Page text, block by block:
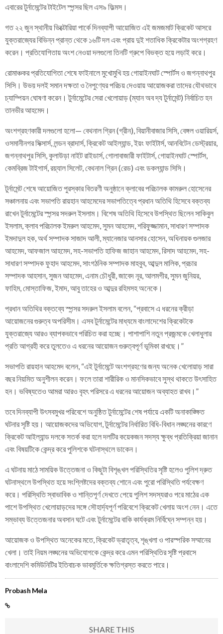
এবারের টুর্নামেন্টের টাইটেল স্পন্সর ছিল এস৯ ফিল্মস।
গত ২২ জুন স্থানীয় ভিক্টোরিয়া পার্কে দিনব্যাপী আয়োজিত এই জমজমাট ক্রিকেট আসরে
যুক্তরাজ্যের বিভিন্ন প্রান্ত থেকে ১৬টি দল এবং প্রায় দুই শতাধিক ক্রিকেটার অংশগ্রহণ
করেন। প্রতিযোগিতায় অংশ নেওয়া দলগুলো তিনটি গ্রুপে বিভক্ত হয়ে লড়াই করে।
রোমাঞ্চকর প্রতিযোগিতা শেষে ফাইনালে মুখোমুখি হয় গোয়াইনঘাট স্পোর্টস ও জগন্নাথপুর
সিসি। উভয় দলই সমান দক্ষতা ও নৈপুণ্যের পরিচয় দেওয়ায় আয়োজকরা তাদের যৌথভাবে
চ্যাম্পিয়ন ঘোষণা করেন। টুর্নামেন্টের সেরা খেলোয়াড় (ম্যান অব দ্য টুর্নামেন্ট) নির্বাচিত হন
তানভীর আহমেদ।
অংশগ্রহণকারী দলগুলো হলো— বেথনাল গ্রিন (গ্রীন), বিয়ানীবাজার সিসি, বেঙ্গল ওয়ারিয়র্স,
ওসমানীনগর সিক্সার্স, লন্ডন ব্রাদার্স, ক্রিকেট আইল্যান্ড, ইয়ং ফাইটার্স, আনবিটেন ডেস্ট্রয়ার,
জগন্নাথপুর সিসি, কুলাউড়া নাইট রাইডার্স, গোলাবাজারী ফাইটার্স, গোয়াইনঘাট স্পোর্টস,
কেমব্রিজ টাইগার্স, রয়্যাল সিলেট, বেথনাল গ্রিন (রেড) এবং ডকল্যান্ড সিসি।
টুর্নামেন্ট শেষে আয়োজিত পুরস্কার বিতরণী অনুষ্ঠানে ক্লাবের পরিচালক কামরুল হোসেনের
সঞ্চালনায় এবং সভাপতি রায়হান আহমেদের সভাপতিত্বে প্রধান অতিথি হিসেবে বক্তব্য
রাখেন টুর্নামেন্টের স্পন্সর সদরুল ইসলাম। বিশেষ অতিথি হিসেবে উপস্থিত ছিলেন সাকিবুল
ইসলাম, ক্লাব পরিচালক ইমরুল আহমেদ, সুমন আহমেদ, শরিফুজ্জামান, সাধারণ সম্পাদক
ইমদাদুল হক, অর্থ সম্পাদক সাজাদ আলী, ম্যানেজার আনসার হোসেন, অধিনায়ক গুলজার
আহমেদ, আফজাল আহমেদ, সহ-সভাপতি হাফিজ জাহান আহমেদ, রিসাদ আহমেদ, সহ-
সাধারণ সম্পাদক ফুহাদ আহমেদ, সাংগঠনিক সম্পাদক মাহবুব, আব্দুল মালিক, প্রচার
সম্পাদক আহসান, সুজন আহমেদ, এনাম চৌধুরী, জাবেদ নূর, আলমগীর, সুমন জুনিয়র,
ফাহিম, মোস্তাফিজ, ইমাদ, আবু তাহের ও আব্দুর রহিমসহ অনেকে।
প্রধান অতিথির বক্তব্যে স্পন্সর সদরুল ইসলাম বলেন, “প্রবাসে এ ধরনের ক্রীড়া
আয়োজনের গুরুত্ব অপরিসীম। এসব টুর্নামেন্টের মাধ্যমে বাংলাদেশের ক্রিকেটকে
যুক্তরাজ্যে আরও ব্যাপকভাবে পরিচিত করা হচ্ছে। পাশাপাশি নতুন প্রজন্মকে খেলাধুলার
প্রতি আগ্রহী করে তুলতেও এ ধরনের আয়োজন গুরুত্বপূর্ণ ভূমিকা রাখছে।”
সভাপতি রায়হান আহমেদ বলেন, “এই টুর্নামেন্টে অংশগ্রহণের জন্য অনেক খেলোয়াড় সারা
বছর নিয়মিত অনুশীলন করেন। ফলে তারা শারীরিক ও মানসিকভাবে সুস্থ থাকতে উৎসাহিত
হন। ভবিষ্যতেও আমরা আরও বৃহৎ পরিসরে এ ধরনের আয়োজন অব্যাহত রাখব।”
তবে দিনব্যাপী উৎসবমুখর পরিবেশে অনুষ্ঠিত টুর্নামেন্টের শেষ পর্যায়ে একটি অনাকাঙ্ক্ষিত
ঘটনার সৃষ্টি হয়। আয়োজকদের অভিযোগ, টুর্নামেন্টের নির্ধারিত বিধি-বিধান লঙ্ঘনের কারণে
ক্রিকেট আইল্যান্ড দলকে সতর্ক করা হলে দলটির কয়েকজন সদস্য ক্ষুব্ধ প্রতিক্রিয়া জানান
এবং বিষয়টিকে কেন্দ্র করে পুলিশকে ঘটনাস্থলে ডাকেন।
এ ঘটনায় মাঠে সাময়িক উত্তেজনা ও কিছুটা বিশৃঙ্খল পরিস্থিতির সৃষ্টি হলেও পুলিশ দ্রুত
ঘটনাস্থলে উপস্থিত হয়ে সংশ্লিষ্টদের বক্তব্য শোনে এবং পুরো পরিস্থিতি পর্যবেক্ষণ
করে। পরিস্থিতি স্বাভাবিক ও শান্তিপূর্ণ দেখতে পেয়ে পুলিশ সদস্যরাও পরে মাঠের এক
পাশে উপস্থিত খেলোয়াড়দের সঙ্গে সৌহার্দ্যপূর্ণ পরিবেশে ক্রিকেট খেলায় অংশ নেন। এতে
সম্ভাব্য উত্তেজনার অবসান ঘটে এবং টুর্নামেন্টের বাকি কার্যক্রম নির্বিঘ্নে সম্পন্ন হয়।
আয়োজক ও উপস্থিত অনেকের মতে, ক্রিকেট ভ্রাতৃত্ব, শৃঙ্খলা ও পারস্পরিক সম্মানের
খেলা। তাই নিয়ম লঙ্ঘনের অভিযোগকে কেন্দ্র করে এমন পরিস্থিতির সৃষ্টি প্রবাসে
বাংলাদেশি কমিউনিটির ইতিবাচক ভাবমূর্তিকে ক্ষতিগ্রস্ত করতে পারে।
Probash Mela
SHARE THIS